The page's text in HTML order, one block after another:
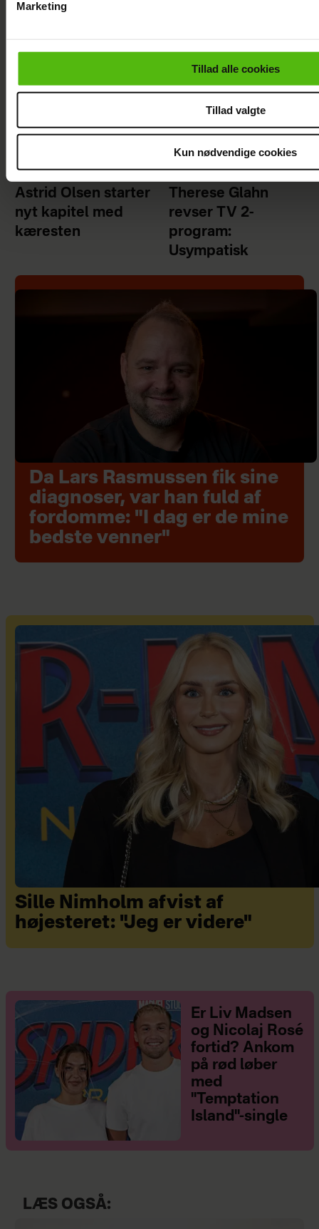
cookiepolitik.
Marketing
Tillad alle cookies
Tillad valgte
Kun nødvendige cookies
Astrid Olsen starter
nyt kapitel med
kæresten
Therese Glahn
revser TV 2-
program:
Usympatisk
Da Lars Rasmussen fik sine
diagnoser, var han fuld af
fordomme: "I dag er de mine
bedste venner"
Sille Nimholm afvist af
højesteret: "Jeg er videre"
Er Liv Madsen
og Nicolaj Rosé
fortid? Ankom
på rød løber
med
"Temptation
Island"-single
LÆS OGSÅ: